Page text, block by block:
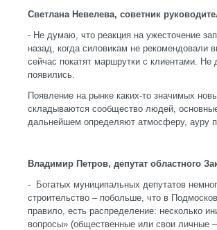
Светлана Невелева, советник
- Не думаю, что реакция на ужесточение
назад, когда силовикам не рекомендовали
сейчас покатят маршрутки с клиентами.
появились.
Появление на рынке каких-то значимых
складываются сообщество людей,
дальнейшем определяют атмосферу, ауру
Владимир Петров, депутат областного
- Богатых муниципальных депутатов
строительство – побольше, что в
правило, есть распределение: несколько
вопросы» (общественные или свои личные